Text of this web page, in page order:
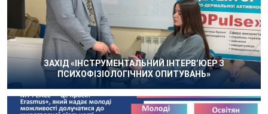
ЗАХІД «ІНСТРУМЕНТАЛЬНИЙ ІНТЕРВ’ЮЕР З
ПСИХОФІЗІОЛОГІЧНИХ ОПИТУВАНЬ»